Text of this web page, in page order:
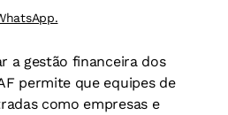
a gestão financeira dos
permite que equipes de
como empresas e